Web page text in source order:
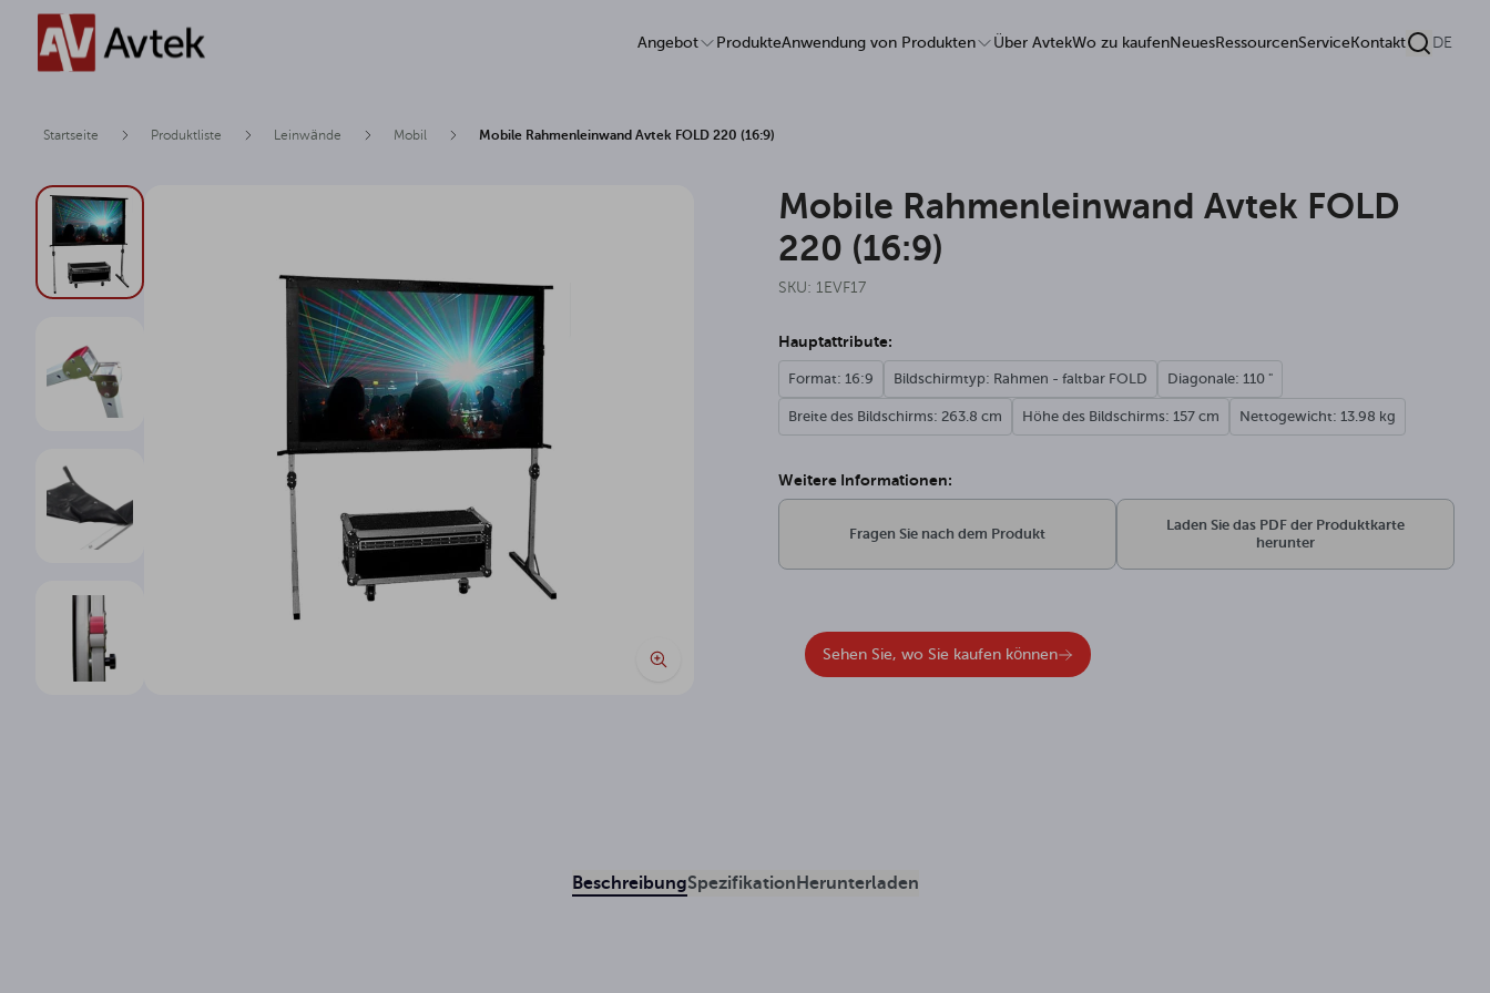
Angebot ProdukteAnwendung von Produkten Über AvtekWo zu kaufenNeuesRessourcenServiceKontakt DE
Startseite Produktliste Leinwände Mobil Mobile Rahmenleinwand Avtek FOLD 220 (16:9)
Mobile Rahmenleinwand Avtek FOLD
220 (16:9)
SKU: 1EVF17
Hauptattribute:
Format: 16:9 Bildschirmtyp: Rahmen - faltbar FOLD Diagonale: 110 "
Breite des Bildschirms: 263.8 cm Höhe des Bildschirms: 157 cm Nettogewicht: 13.98 kg
Weitere Informationen:
Fragen Sie nach dem Produkt
Laden Sie das PDF der Produktkarte
herunter
Sehen Sie, wo Sie kaufen können
BeschreibungSpezifikation Herunterladen